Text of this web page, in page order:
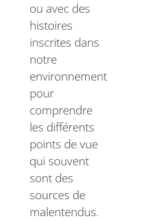
ou avec des
histoires
inscrites dans
notre
environnement
pour
comprendre
les différents
points de vue
qui souvent
sont des
sources de
malentendus.